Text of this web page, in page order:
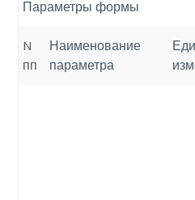
Параметры формы
N
пп
Наименование
параметра